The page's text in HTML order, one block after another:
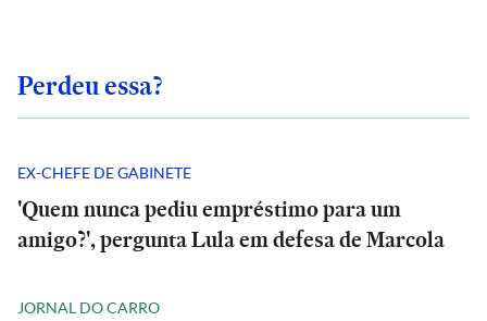
Perdeu essa?
EX-CHEFE DE GABINETE
'Quem nunca pediu empréstimo para um
amigo?', pergunta Lula em defesa de Marcola
JORNAL DO CARRO